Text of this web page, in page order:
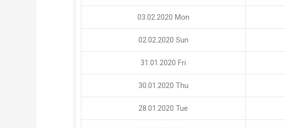
03.02.2020 Mon
02.02.2020 Sun
31.01.2020 Fri
30.01.2020 Thu
28.01.2020Tue